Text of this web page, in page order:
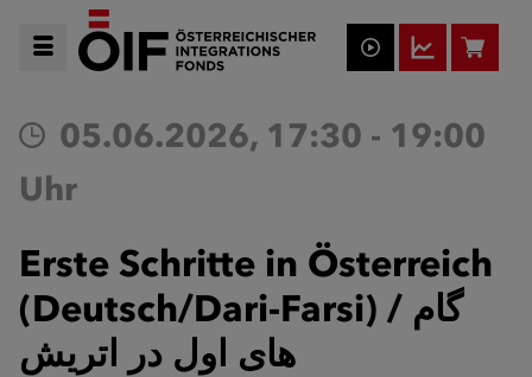
05.06.2026, 17:30 - 19:00
Uhr
Erste Schritte in Österreich
(Deutsch/Dari-Farsi) / گام
های اول در اتریش